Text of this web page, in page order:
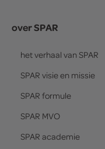
over SPAR
het verhaal van SPAR
SPAR visie en missie
SPAR formule
SPAR MVO
SPAR academie